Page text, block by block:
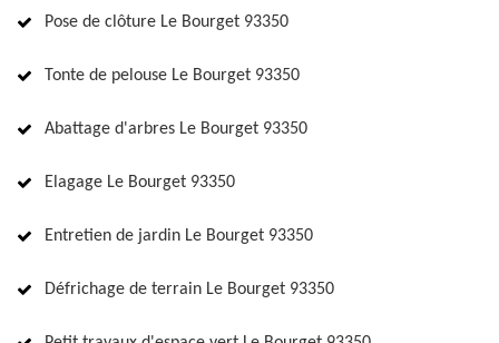
Pose de clôture Le Bourget 93350
Tonte de pelouse Le Bourget 93350
Abattage d'arbres Le Bourget 93350
Elagage Le Bourget 93350
Entretien de jardin Le Bourget 93350
Défrichage de terrain Le Bourget 93350